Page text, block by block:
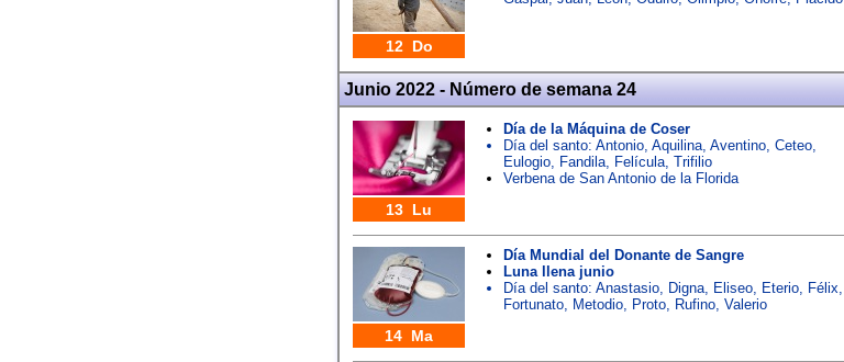
12 Do
Junio 2022 - Número de semana 24
13 Lu
Día de la Máquina de Coser
Día del santo: Antonio, Aquilina, Aventino, Ceteo,
Eulogio, Fandila, Felícula, Trifilio
Verbena de San Antonio de la Florida
14 Ma
Día Mundial del Donante de Sangre
Luna llena junio
Día del santo: Anastasio, Digna, Eliseo, Eterio, Félix,
Fortunato, Metodio, Proto, Rufino, Valerio